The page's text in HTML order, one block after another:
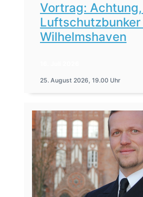
Vortrag:
Luftschutzbunker
Wilhelmshaven
25. August 2026, 19.00 Uhr